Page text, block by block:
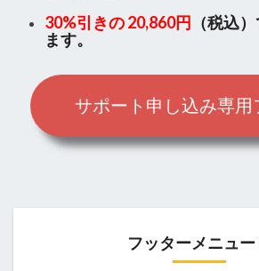
30%引きの 20,860円 （税込
ます。
サポート申し込み専用
フッターメニュー